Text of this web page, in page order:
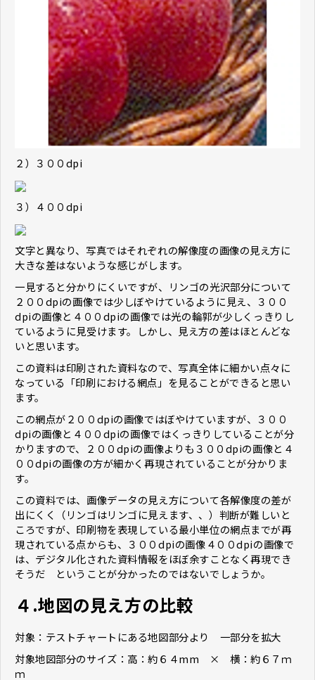
２）３００dpi
３）４００dpi
文字と異なり、写真ではそれぞれの解像度の画像の見え方に
大きな差はないような感じがします。
一見すると分かりにくいですが、リンゴの光沢部分について
２００dpiの画像では少しぼやけているように見え、３００
dpiの画像と４００dpiの画像では光の輪郭が少しくっきりし
ているように見受けます。しかし、見え方の差はほとんどな
いと思います。
この資料は印刷された資料なので、写真全体に細かい点々に
なっている「印刷における網点」を見ることができると思い
ます。
この網点が２００dpiの画像ではぼやけていますが、３００
dpiの画像と４００dpiの画像ではくっきりしていることが分
かりますので、２００dpiの画像よりも３００dpiの画像と４
００dpiの画像の方が細かく再現されていることが分かりま
す。
この資料では、画像データの見え方について各解像度の差が
出にくく（リンゴはリンゴに見えます、、）判断が難しいと
ころですが、印刷物を表現している最小単位の網点までが再
現されている点からも、３００dpiの画像４００dpiの画像で
は、デジタル化された資料情報をほぼ余すことなく再現でき
そうだ ということが分かったのではないでしょうか。
４.地図の見え方の比較
対象：テストチャートにある地図部分より 一部分を拡大
対象地図部分のサイズ：高：約６４mm × 横：約６７ｍ
ｍ